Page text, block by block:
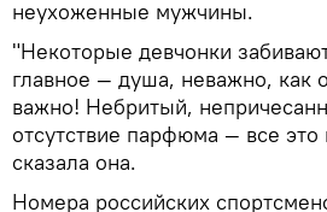
неухоженные мужчины.
"Некоторые девчонки
главное — душа, неважно, как
важно! Небритый,
отсутствие парфюма — все
сказала она.
Номера российских